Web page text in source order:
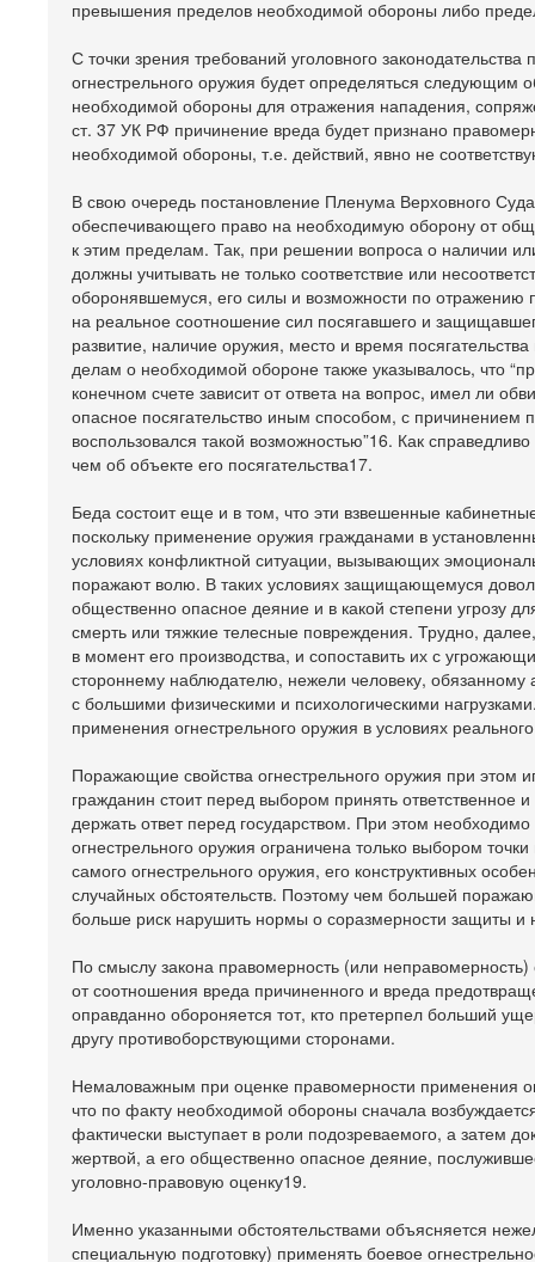
превышения пределов необходимой обороны либо
С точки зрения требований уголовного
огнестрельного оружия будет определяться следующим
необходимой обороны для отражения нападения,
ст. 37 УК РФ причинение вреда будет признано
необходимой обороны, т.е. действий, явно не
В свою очередь постановление Пленума Верховного
обеспечивающего право на необходимую оборону от
к этим пределам. Так, при решении вопроса о наличии
должны учитывать не только соответствие или
оборонявшемуся, его силы и возможности по отражению
на реальное соотношение сил посягавшего и
развитие, наличие оружия, место и время
делам о необходимой обороне также указывалось, что
конечном счете зависит от ответа на вопрос, имел ли
опасное посягательство иным способом, с
воспользовался такой возможностью”16. Как
чем об объекте его посягательства17.
Беда состоит еще и в том, что эти взвешенные
поскольку применение оружия гражданами в
условиях конфликтной ситуации, вызывающих
поражают волю. В таких условиях защищающемуся
общественно опасное деяние и в какой степени угрозу
смерть или тяжкие телесные повреждения. Трудно,
в момент его производства, и сопоставить их с
стороннему наблюдателю, нежели человеку, обязанному
с большими физическими и психологическими
применения огнестрельного оружия в условиях
Поражающие свойства огнестрельного оружия при
гражданин стоит перед выбором принять
держать ответ перед государством. При этом
огнестрельного оружия ограничена только выбором
самого огнестрельного оружия, его конструктивных
случайных обстоятельств. Поэтому чем большей
больше риск нарушить нормы о соразмерности защиты и
По смыслу закона правомерность (или
от соотношения вреда причиненного и вреда
оправданно обороняется тот, кто претерпел больший
другу противоборствующими сторонами.
Немаловажным при оценке правомерности применения
что по факту необходимой обороны сначала
фактически выступает в роли подозреваемого, а затем
жертвой, а его общественно опасное деяние,
уголовно-правовую оценку19.
Именно указанными обстоятельствами объясняется
специальную подготовку) применять боевое